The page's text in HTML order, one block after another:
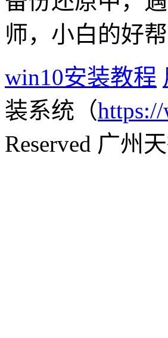
师，小白的好帮
win10安装教程
装系统（
Reserved 广州